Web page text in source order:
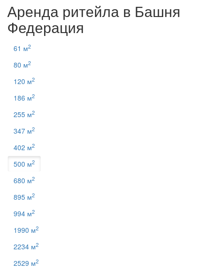
Аренда ритейла в Башня
Федерация
61 м2
80 м2
120 м2
186 м2
255 м2
347 м2
402 м2
500 м2
680 м2
895 м2
994 м2
1990 м2
2234 м2
2529 м2